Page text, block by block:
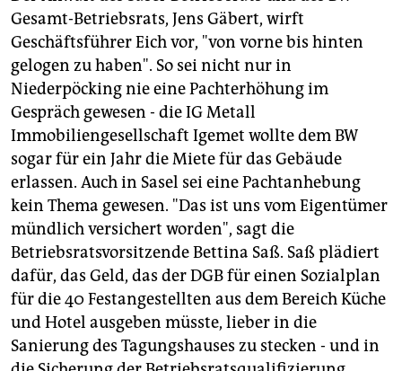
Gesamt-Betriebsrats, Jens Gäbert, wirft
Geschäftsführer Eich vor, "von vorne bis hinten
gelogen zu haben". So sei nicht nur in
Niederpöcking nie eine Pachterhöhung im
Gespräch gewesen - die IG Metall
Immobiliengesellschaft Igemet wollte dem BW
sogar für ein Jahr die Miete für das Gebäude
erlassen. Auch in Sasel sei eine Pachtanhebung
kein Thema gewesen. "Das ist uns vom Eigentümer
mündlich versichert worden", sagt die
Betriebsratsvorsitzende Bettina Saß. Saß plädiert
dafür, das Geld, das der DGB für einen Sozialplan
für die 40 Festangestellten aus dem Bereich Küche
und Hotel ausgeben müsste, lieber in die
Sanierung des Tagungshauses zu stecken - und in